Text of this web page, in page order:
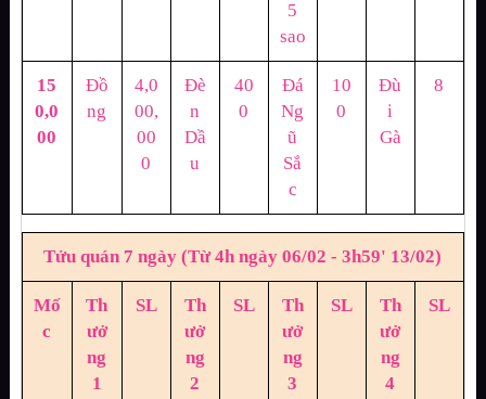
5
sao
15
0,0
00
Đồ
ng
4,0
00,
00
0
Đè
n
Dầ
u
40
0
Đá
Ng
ũ
Sắ
c
10
0
Đù
i
Gà
8
Tửu quán 7 ngày (Từ 4h ngày 06/02 - 3h59' 13/02)
Mố
c
Th
ưở
ng
1
SL
Th
ưở
ng
2
SL
Th
ưở
ng
3
SL
Th
ưở
ng
4
SL